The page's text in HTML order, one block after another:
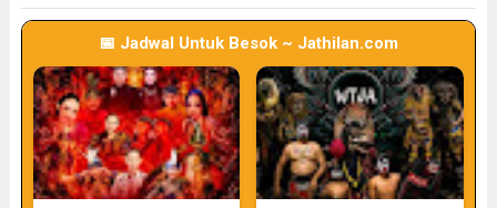
Jadwal Jathilan Gunung Kidul
06 08 2026 - Wahyu Budoyo
📅 Jadwal Untuk Besok ~ Jathilan.com